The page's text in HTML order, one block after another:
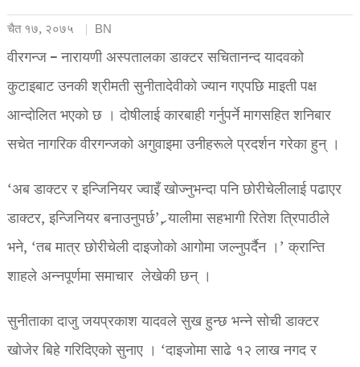
चैत १७, २०७५ BN
वीरगन्ज – नारायणी अस्पतालका डाक्टर सचितानन्द यादवको
कुटाइबाट उनकी श्रीमती सुनीतादेवीको ज्यान गएपछि माइती पक्ष
आन्दोलित भएको छ । दोषीलाई कारबाही गर्नुपर्ने मागसहित शनिबार
सचेत नागरिक वीरगन्जको अगुवाइमा उनीहरूले प्रदर्शन गरेका हुन् ।
‘अब डाक्टर र इन्जिनियर ज्वाइँ खोज्नुभन्दा पनि छोरीचेलीलाई पढाएर
डाक्टर, इन्जिनियर बनाउनुपर्छ’, र्‍यालीमा सहभागी रितेश त्रिपाठीले
भने, ‘तब मात्र छोरीचेली दाइजोको आगोमा जल्नुपर्दैन ।’ क्रान्ति
शाहले अन्नपूर्णमा समाचार लेखेकी छन् ।
सुनीताका दाजु जयप्रकाश यादवले सुख हुन्छ भन्ने सोची डाक्टर
खोजेर बिहे गरिदिएको सुनाए । ‘दाइजोमा साढे १२ लाख नगद र